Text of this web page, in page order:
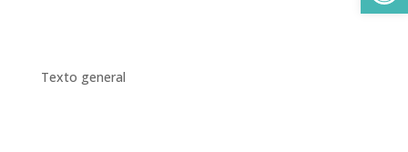
Texto general